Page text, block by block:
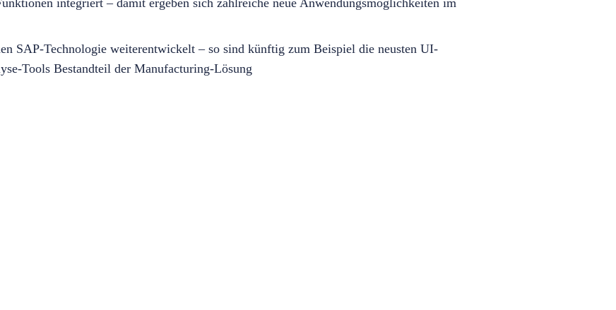
integriert – damit ergeben sich zahlreiche neue Anwendungsmöglichkeiten im
SAP-Technologie weiterentwickelt – so sind künftig zum Beispiel die neusten UI-
Tools Bestandteil der Manufacturing-Lösung